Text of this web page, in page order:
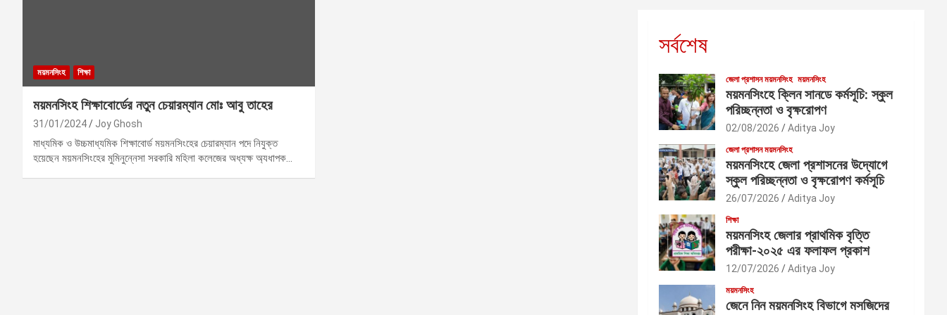
ময়মনসিংহ শিক্ষা
ময়মনসিংহ শিক্ষাবোর্ডের নতুন চেয়ারম্যান মোঃ আবু তাহের
31/01/2024 Joy Ghosh
মাধ্যমিক ও উচ্চমাধ্যমিক শিক্ষাবোর্ড ময়মনসিংহের চেয়ারম্যান পদে নিযুক্ত
হয়েছেন ময়মনসিংহের মুমিনুন্নেসা সরকারি মহিলা কলেজের অধ্যক্ষ অ্যধাপক…
সর্বশেষ
জেলা প্রশাসন ময়মনসিংহ ময়মনসিংহ
ময়মনসিংহে ক্লিন সানডে কর্মসূচি: স্কুল
পরিচ্ছন্নতা ও বৃক্ষরোপণ
02/08/2026 Aditya Joy
জেলা প্রশাসন ময়মনসিংহ
ময়মনসিংহে জেলা প্রশাসনের উদ্যোগে
স্কুল পরিচ্ছন্নতা ও বৃক্ষরোপণ কর্মসূচি
26/07/2026 Aditya Joy
শিক্ষা
ময়মনসিংহ জেলার প্রাথমিক বৃত্তি
পরীক্ষা-২০২৫ এর ফলাফল প্রকাশ
12/07/2026 Aditya Joy
ময়মনসিংহ
জেনে নিন ময়মনসিংহ বিভাগে মসজিদের